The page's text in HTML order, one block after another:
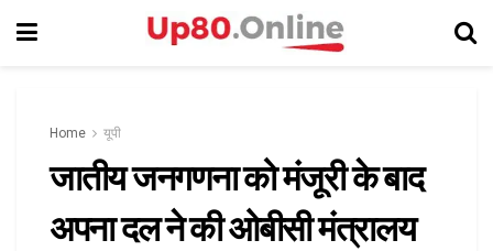
Home यूपी
जातीय जनगणना को मंजूरी के बाद
अपना दल ने की ओबीसी मंत्रालय